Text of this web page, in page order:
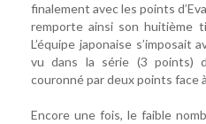
finalement avec les points
remporte ainsi son huitième
L’équipe japonaise s’imposait
vu dans la série (3 points)
couronné par deux points face
Encore une fois, le faible